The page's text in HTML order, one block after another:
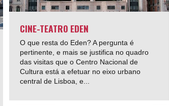
CINE-TEATRO EDEN
O que resta do Eden? A pergunta é
pertinente, e mais se justifica no quadro
das visitas que o Centro Nacional de
Cultura está a efetuar no eixo urbano
central de Lisboa, e...